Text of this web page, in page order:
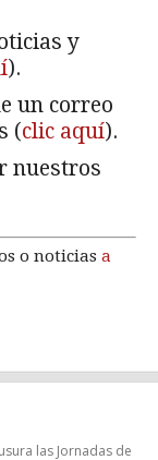
y
).
un correo
(clic aquí).
nuestros
o noticias a